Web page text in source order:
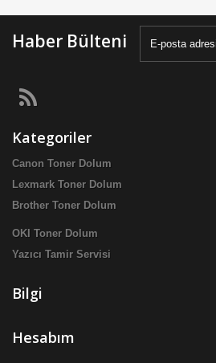
Haber Bülteni
Kategoriler
Canon Toner Dolum
Lexmark Toner Dolum
Brother Toner Dolum
OKI Toner Dolum
Yazıcı Tamir Servisi
Bilgi
Hesabım